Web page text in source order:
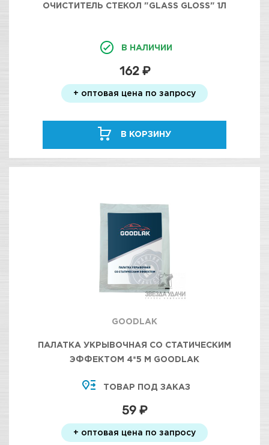
ОЧИСТИТЕЛЬ СТЕКОЛ "GLASS GLOSS" 1Л
В НАЛИЧИИ
162 ₽
+ оптовая цена по запросу
В КОРЗИНУ
GOODLAK
ПАЛАТКА УКРЫВОЧНАЯ СО СТАТИЧЕСКИМ
ЭФФЕКТОМ 4*5 М GOODLAK
ТОВАР ПОД ЗАКАЗ
59 ₽
+ оптовая цена по запросу